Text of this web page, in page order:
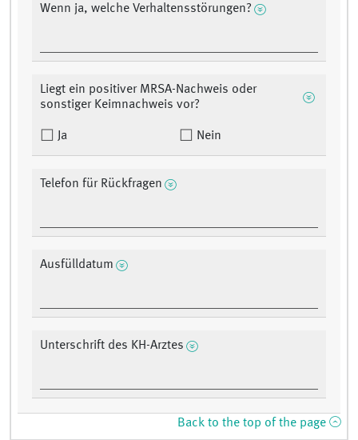
Wenn ja, welche Verhaltensstörungen?
Liegt ein positiver MRSA-Nachweis oder
sonstiger Keimnachweis vor?
Ja Nein
Telefon für Rückfragen
Ausfülldatum
Unterschrift des KH-Arztes
Back to the top of the page